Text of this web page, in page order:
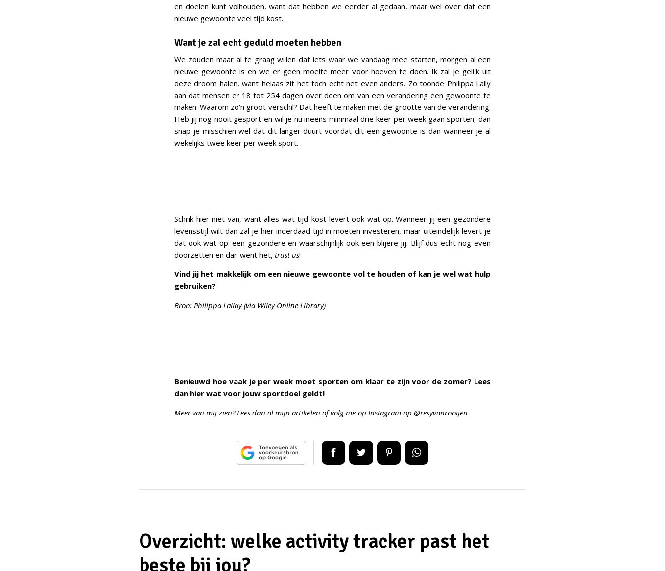
en doelen kunt volhouden,want dat hebben we eerder al gedaan, maar wel over dat een
nieuwe gewoonte veel tijd kost.
Want je zal echt geduld moeten hebben
We zouden maar al te graag willen dat iets waar we vandaag mee starten, morgen al een
nieuwe gewoonte is en we er geen moeite meer voor hoeven te doen. Ik zal je gelijk uit
deze droom halen, want helaas zit het toch echt net even anders. Zo toonde Philippa Lally
aan dat mensen er 18 tot 254 dagen over doen om van een verandering een gewoonte te
maken. Waarom zo'n groot verschil? Dat heeft te maken met de grootte van de verandering.
Heb jij nog nooit gesport en wil je nu ineens minimaal drie keer per week gaan sporten, dan
snap je misschien wel dat dit langer duurt voordat dit een gewoonte is dan wanneer je al
wekelijks twee keer per week sport.
Schrik hier niet van, want alles wat tijd kost levert ook wat op. Wanneer jij een gezondere
levensstijl wilt dan zal je hier inderdaad tijd in moeten investeren, maar uiteindelijk levert je
dat ook wat op: een gezondere en waarschijnlijk ook een blijere jij. Blijf dus echt nog even
doorzetten en dan went het, trust us!
Vind jij het makkelijk om een nieuwe gewoonte vol te houden of kan je wel wat hulp
gebruiken?
Bron: Philippa Lallay (via Wiley Online Library)
Benieuwd hoe vaak je per week moet sporten om klaar te zijn voor de zomer? Lees
dan hier wat voor jouw sportdoel geldt!
Meer van mij zien? Lees dan al mijn artikelen of volg me op Instagram op @resyvanrooijen.
Overzicht: welke activity tracker past het
beste bij jou?